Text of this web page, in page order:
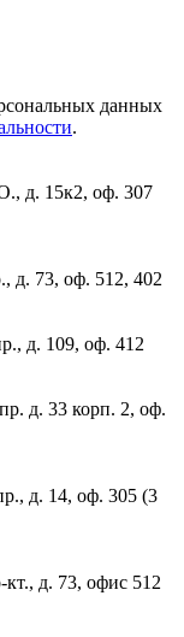
данных
.
д. 15к2, оф. 307
д. 73, оф. 512, 402
д. 109, оф. 412
д. 33 корп. 2, оф.
д. 14, оф. 305 (3
д. 73, офис 512